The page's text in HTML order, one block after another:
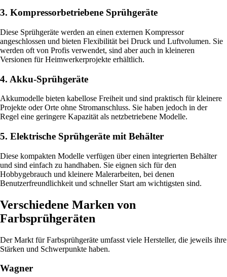
3. Kompressorbetriebene Sprühgeräte
Diese Sprühgeräte werden an einen externen Kompressor
angeschlossen und bieten Flexibilität bei Druck und Luftvolumen. Sie
werden oft von Profis verwendet, sind aber auch in kleineren
Versionen für Heimwerkerprojekte erhältlich.
4. Akku-Sprühgeräte
Akkumodelle bieten kabellose Freiheit und sind praktisch für kleinere
Projekte oder Orte ohne Stromanschluss. Sie haben jedoch in der
Regel eine geringere Kapazität als netzbetriebene Modelle.
5. Elektrische Sprühgeräte mit Behälter
Diese kompakten Modelle verfügen über einen integrierten Behälter
und sind einfach zu handhaben. Sie eignen sich für den
Hobbygebrauch und kleinere Malerarbeiten, bei denen
Benutzerfreundlichkeit und schneller Start am wichtigsten sind.
Verschiedene Marken von
Farbsprühgeräten
Der Markt für Farbsprühgeräte umfasst viele Hersteller, die jeweils ihre
Stärken und Schwerpunkte haben.
Wagner